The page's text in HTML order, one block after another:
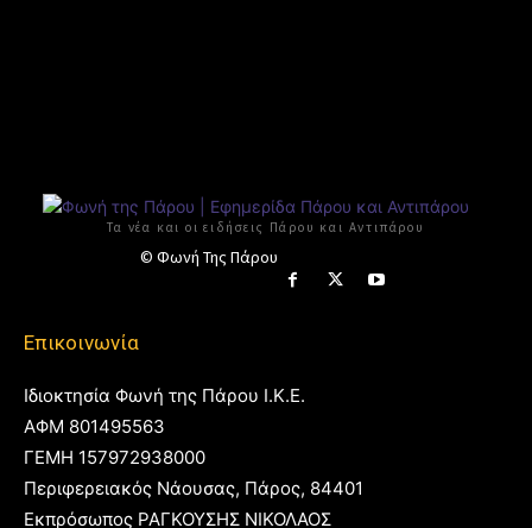
Τα νέα και οι ειδήσεις Πάρου και Αντιπάρου
© Φωνή Της Πάρου
Επικοινωνία
Ιδιοκτησία Φωνή της Πάρου Ι.Κ.Ε.
ΑΦΜ 801495563
ΓΕΜΗ 157972938000
Περιφερειακός Νάουσας, Πάρος, 84401
Εκπρόσωπος ΡΑΓΚΟΥΣΗΣ ΝΙΚΟΛΑΟΣ